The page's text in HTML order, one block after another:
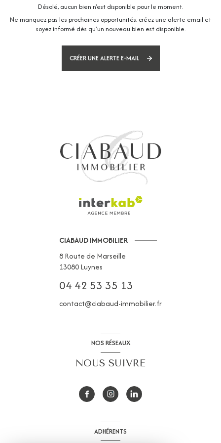
Désolé, aucun bien n'est disponible pour le moment.
Ne manquez pas les prochaines opportunités, créez une alerte email et
soyez informé dès qu'un nouveau bien est disponible.
CRÉER UNE ALERTE E-MAIL
CIABAUD IMMOBILIER
8 Route de Marseille
13080Luynes
04 42 53 35 13
contact@ciabaud-immobilier.fr
NOS RÉSEAUX
NOUS SUIVRE
ADHÉRENTS